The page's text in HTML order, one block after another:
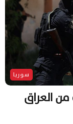
سوريا
العراق